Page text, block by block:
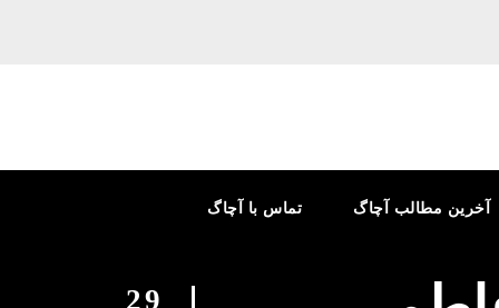
تماس با آچاگ آخرین مطالب آچاگ
29